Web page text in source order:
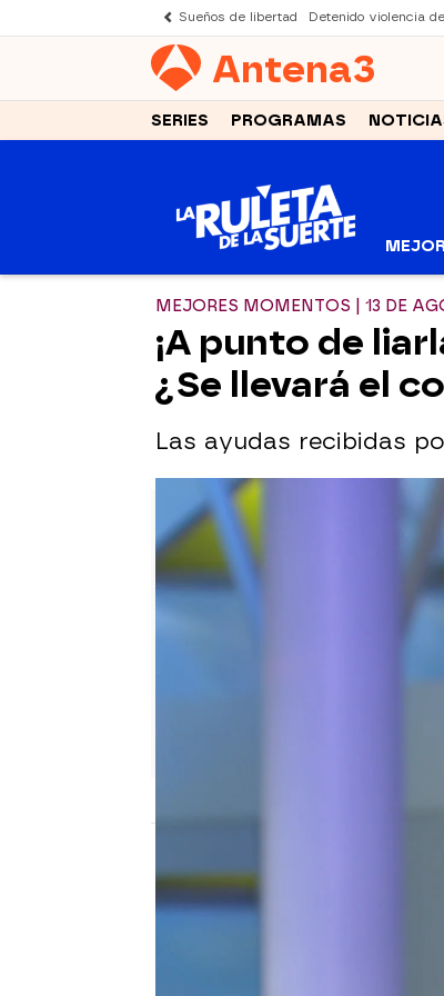
Sueños de libertad Detenido violencia
Antena3
SERIES PROGRAMAS
MEJORES MOMENTOS | 13 DE
¡A punto de
¿Se llevará el
Las ayudas recibidas
Madrid
Publicado:13 de agosto de 2021,
Pese a todo lo
Carlos quien ha